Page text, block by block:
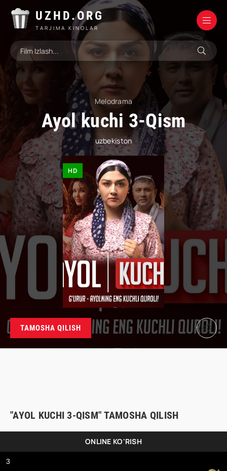
UZHD.ORG
TARJIMA KINOLAR
Melodrama
Ayol kuchi 3-Qism
uzbekiston
HD
TAMOSHA QILISH
"AYOL KUCHI 3-QISM" TAMOSHA QILISH
ONLINE KO'RISH